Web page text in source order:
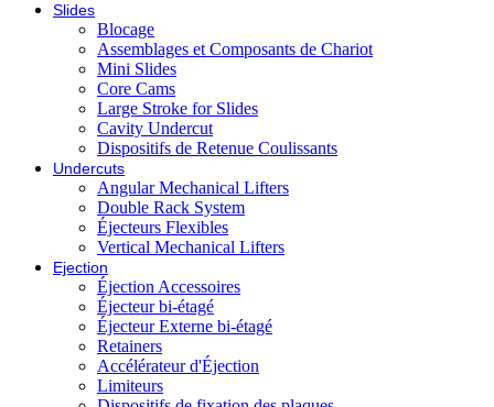
Slides
Blocage
Assemblages et Composants de Chariot
Mini Slides
Core Cams
Large Stroke for Slides
Cavity Undercut
Dispositifs de Retenue Coulissants
Undercuts
Angular Mechanical Lifters
Double Rack System
Éjecteurs Flexibles
Vertical Mechanical Lifters
Ejection
Éjection Accessoires
Éjecteur bi-étagé
Éjecteur Externe bi-étagé
Retainers
Accélérateur d'Éjection
Limiteurs